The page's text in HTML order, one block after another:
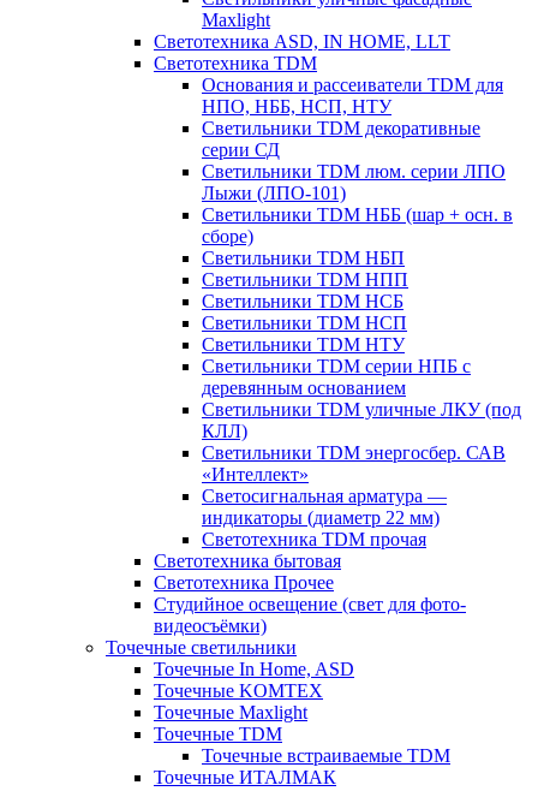
Maxlight
Светотехника ASD, IN HOME, LLT
Светотехника TDM
Основания и рассеиватели TDM для
НПО, НББ, НСП, НТУ
Светильники TDM декоративные
серии СД
Светильники TDM люм. серии ЛПО
Лыжи (ЛПО-101)
Светильники TDM НББ (шар + осн. в
сборе)
Светильники TDM НБП
Светильники TDM НПП
Светильники TDM НСБ
Светильники TDM НСП
Светильники TDM НТУ
Светильники TDM серии НПБ с
деревянным основанием
Светильники TDM уличные ЛКУ (под
КЛЛ)
Светильники TDM энергосбер. САВ
«Интеллект»
Светосигнальная арматура —
индикаторы (диаметр 22 мм)
Светотехника TDM прочая
Светотехника бытовая
Светотехника Прочее
Студийное освещение (свет для фото-
видеосъёмки)
Точечные светильники
Точечные In Home, ASD
Точечные KOMTEX
Точечные Maxlight
Точечные TDM
Точечные встраиваемые TDM
Точечные ИТАЛМАК